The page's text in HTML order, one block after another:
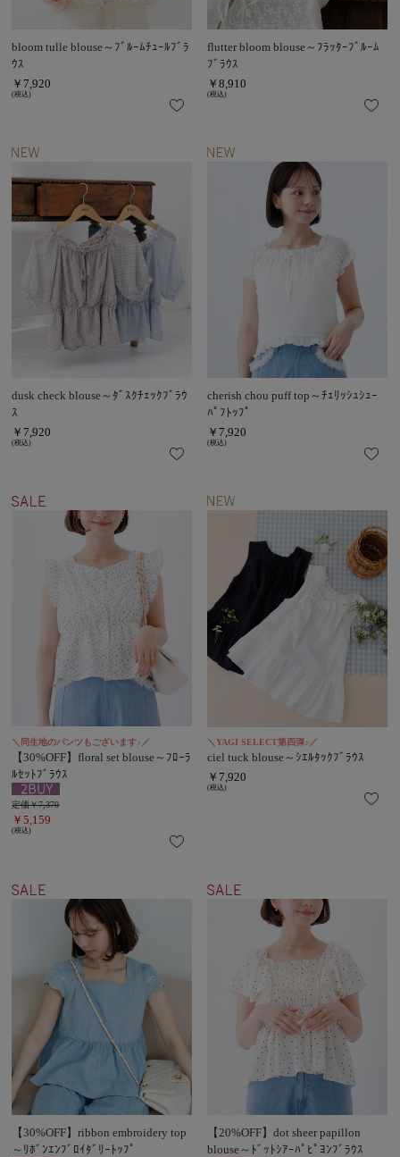
bloom tulle blouse～ﾌﾞﾙｰﾑﾁｭｰﾙﾌﾞﾗ
ｳｽ
￥7,920
(税込)
flutter bloom blouse～ﾌﾗｯﾀｰﾌﾞﾙｰﾑ
ﾌﾞﾗｳｽ
￥8,910
(税込)
dusk check blouse～ﾀﾞｽｸﾁｪｯｸﾌﾞﾗｳ
ｽ
￥7,920
(税込)
cherish chou puff top～ﾁｪﾘｯｼｭｼｭｰ
ﾊﾟﾌﾄｯﾌﾟ
￥7,920
(税込)
＼同生地のパンツもございます♪／
【30%OFF】floral set blouse～ﾌﾛｰﾗ
ﾙｾｯﾄﾌﾞﾗｳｽ
定価￥7,370
￥5,159
(税込)
＼YAGI SELECT第四弾♪／
ciel tuck blouse～ｼｴﾙﾀｯｸﾌﾞﾗｳｽ
￥7,920
(税込)
【30%OFF】ribbon embroidery top
～ﾘﾎﾞﾝｴﾝﾌﾞﾛｲﾀﾞﾘｰﾄｯﾌﾟ
【20%OFF】dot sheer papillon
blouse～ﾄﾞｯﾄｼｱｰﾊﾟﾋﾟﾖﾝﾌﾞﾗｳｽ